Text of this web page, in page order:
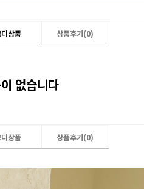
상품 상품후기(0)
없습니다
상품 상품후기(0)